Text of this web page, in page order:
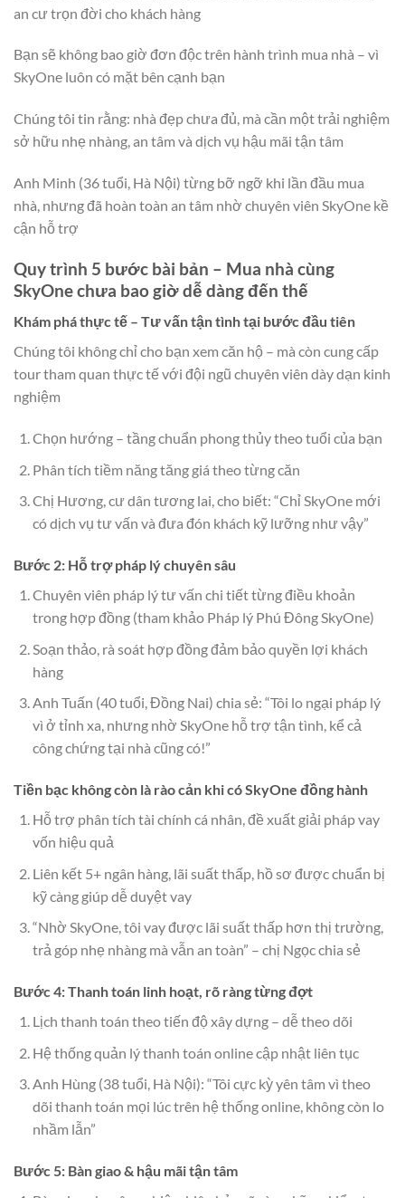
an cư trọn đời cho khách hàng
Bạn sẽ không bao giờ đơn độc trên hành trình mua nhà – vì
SkyOne luôn có mặt bên cạnh bạn
Chúng tôi tin rằng: nhà đẹp chưa đủ, mà cần một trải nghiệm
sở hữu nhẹ nhàng, an tâm và dịch vụ hậu mãi tận tâm
Anh Minh (36 tuổi, Hà Nội) từng bỡ ngỡ khi lần đầu mua
nhà, nhưng đã hoàn toàn an tâm nhờ chuyên viên SkyOne kề
cận hỗ trợ
Quy trình 5 bước bài bản – Mua nhà cùng
SkyOne chưa bao giờ dễ dàng đến thế
Khám phá thực tế – Tư vấn tận tình tại bước đầu tiên
Chúng tôi không chỉ cho bạn xem căn hộ – mà còn cung cấp
tour tham quan thực tế với đội ngũ chuyên viên dày dạn kinh
nghiệm
Chọn hướng – tầng chuẩn phong thủy theo tuổi của bạn
Phân tích tiềm năng tăng giá theo từng căn
Chị Hương, cư dân tương lai, cho biết: “Chỉ SkyOne mới
có dịch vụ tư vấn và đưa đón khách kỹ lưỡng như vậy”
Bước 2: Hỗ trợ pháp lý chuyên sâu
Chuyên viên pháp lý tư vấn chi tiết từng điều khoản
trong hợp đồng (tham khảo Pháp lý Phú Đông SkyOne)
Soạn thảo, rà soát hợp đồng đảm bảo quyền lợi khách
hàng
Anh Tuấn (40 tuổi, Đồng Nai) chia sẻ: “Tôi lo ngại pháp lý
vì ở tỉnh xa, nhưng nhờ SkyOne hỗ trợ tận tình, kể cả
công chứng tại nhà cũng có!”
Tiền bạc không còn là rào cản khi có SkyOne đồng hành
Hỗ trợ phân tích tài chính cá nhân, đề xuất giải pháp vay
vốn hiệu quả
Liên kết 5+ ngân hàng, lãi suất thấp, hồ sơ được chuẩn bị
kỹ càng giúp dễ duyệt vay
“Nhờ SkyOne, tôi vay được lãi suất thấp hơn thị trường,
trả góp nhẹ nhàng mà vẫn an toàn” – chị Ngọc chia sẻ
Bước 4: Thanh toán linh hoạt, rõ ràng từng đợt
Lịch thanh toán theo tiến độ xây dựng – dễ theo dõi
Hệ thống quản lý thanh toán online cập nhật liên tục
Anh Hùng (38 tuổi, Hà Nội): “Tôi cực kỳ yên tâm vì theo
dõi thanh toán mọi lúc trên hệ thống online, không còn lo
nhầm lẫn”
Bước 5: Bàn giao & hậu mãi tận tâm